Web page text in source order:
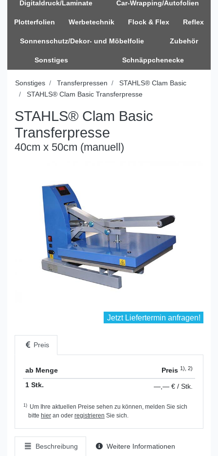
Digitaldruck/Laminate Car-Wrapping/Autofolien
Plotterfolien Werbetechnik Flock & Flex Reflex
Sonnenschutz/Dekor- und Möbelfolie Zubehör
Sonstiges Schnäppchenecke
Sonstiges Transferpressen
STAHLS® Clam Basic
STAHLS® Clam Basic Transferpresse
STAHLS® Clam Basic
Transferpresse
40cm x 50cm (manuell)
Jetzt Liefertermin anfragen!
Preis
ab Menge Preis1), 2)
1 Stk. —,— € / Stk.
1) Um Ihre aktuellen Preise sehen zu können, melden Sie sich
bitte hier an oder registrieren Sie sich.
Beschreibung Weitere Informationen